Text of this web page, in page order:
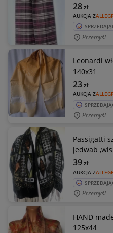
AUKCJA Z
28zł
Przemyśl
Leonardi
140x31
AUKCJA Z
23zł
Przemyśl
Passigatti
jedwab
AUKCJA Z
39zł
Przemyśl
HAND
125x44